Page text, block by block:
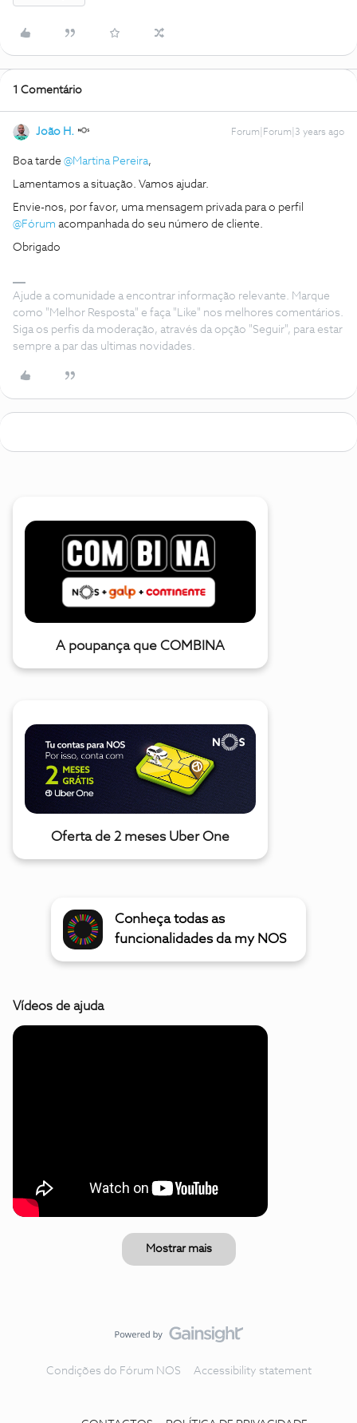
1 Comentário
João H. Forum|Forum|3 years ago
Boa tarde @Martina Pereira,
Lamentamos a situação. Vamos ajudar.
Envie-nos, por favor, uma mensagem privada para o perfil
@Fórum acompanhada do seu número de cliente.
Obrigado
Ajude a comunidade a encontrar informação relevante. Marque
como "Melhor Resposta" e faça "Like" nos melhores comentários.
Siga os perfis da moderação, através da opção "Seguir", para estar
sempre a par das ultimas novidades.
A poupança que COMBINA
Oferta de 2 meses Uber One
Conheça todas as
funcionalidades da my NOS
Vídeos de ajuda
Mostrar mais
Condições do Fórum NOS Accessibility statement